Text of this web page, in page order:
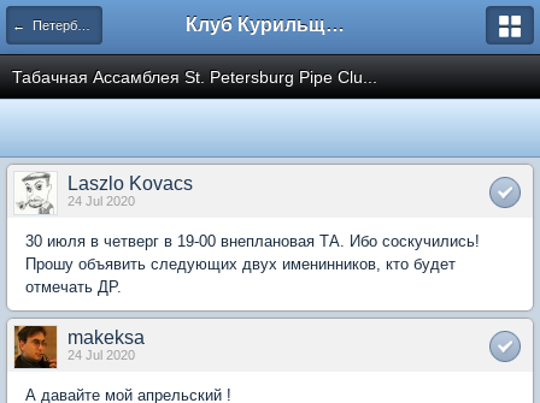
← Петербургский клуб Клуб Курильщиков Трубки
Табачная Ассамблея St. Petersburg Pipe Clu...
Laszlo Kovacs
24 Jul 2020
30 июля в четверг в 19-00 внеплановая ТА. Ибо соскучились!
Прошу объявить следующих двух именинников, кто будет
отмечать ДР.
makeksa
24 Jul 2020
А давайте мой апрельский !